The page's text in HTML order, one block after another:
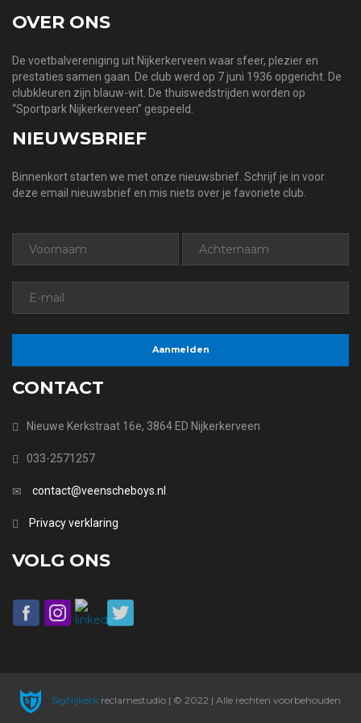
OVER ONS
De voetbalvereniging uit Nijkerkerveen waar sfeer, plezier en
prestaties samen gaan. De club werd op 7 juni 1936 opgericht. De
clubkleuren zijn blauw-wit. De thuiswedstrijden worden op
“Sportpark Nijkerkerveen” gespeeld.
NIEUWSBRIEF
Binnenkort starten we met onze nieuwsbrief. Schrijf je in voor
deze email nieuwsbrief en mis niets over je favoriete club.
CONTACT
Nieuwe Kerkstraat 16e, 3864 ED Nijkerkerveen
033-2571257
contact@veenscheboys.nl
Privacy verklaring
VOLG ONS
SigNijkerkreclamestudio | © 2022 | Alle rechten voorbehouden